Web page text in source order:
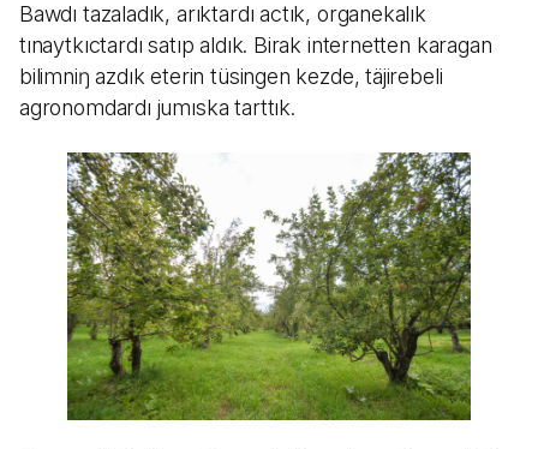
Bawdı tazaladık, arıktardı actık, organekalık
tınaytkıctardı satıp aldık. Birak internetten karagan
bilimniŋ azdık eterin tüsingen kezde, täjirebeli
agronomdardı jumıska tarttık.